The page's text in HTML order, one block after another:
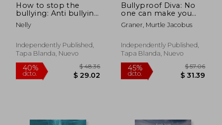
How to stop the
bullying: Anti bullying
guide for all ages (en
Inglés)
Nelly
Independently Published,
Tapa Blanda, Nuevo
Bullyproof Diva: No
one can make you
feel inferior without
your consent. (en
Graner, Murtle Jacobus
Independently Published,
Tapa Blanda, Nuevo